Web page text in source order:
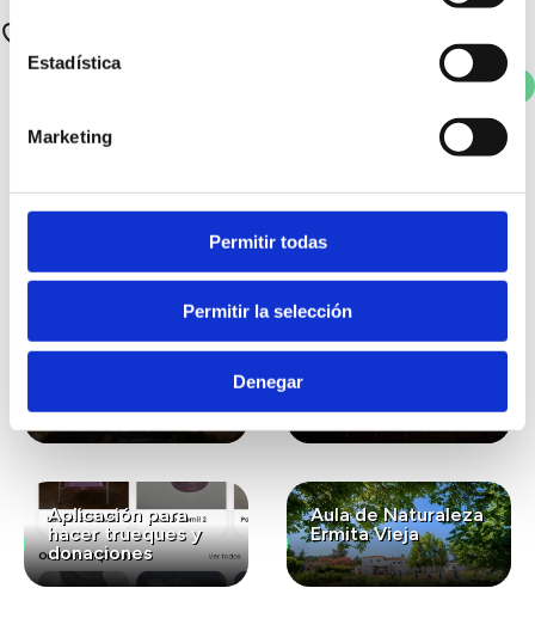
Estadística
Marketing
Permitir todas
Permitir la selección
Denegar
Votar
También te puede
interesar...
Lavanda ecológica
naturaleza
Gastronomía
Aplicación para
hacer trueques y
donaciones
Aula de Naturaleza
Ermita Vieja